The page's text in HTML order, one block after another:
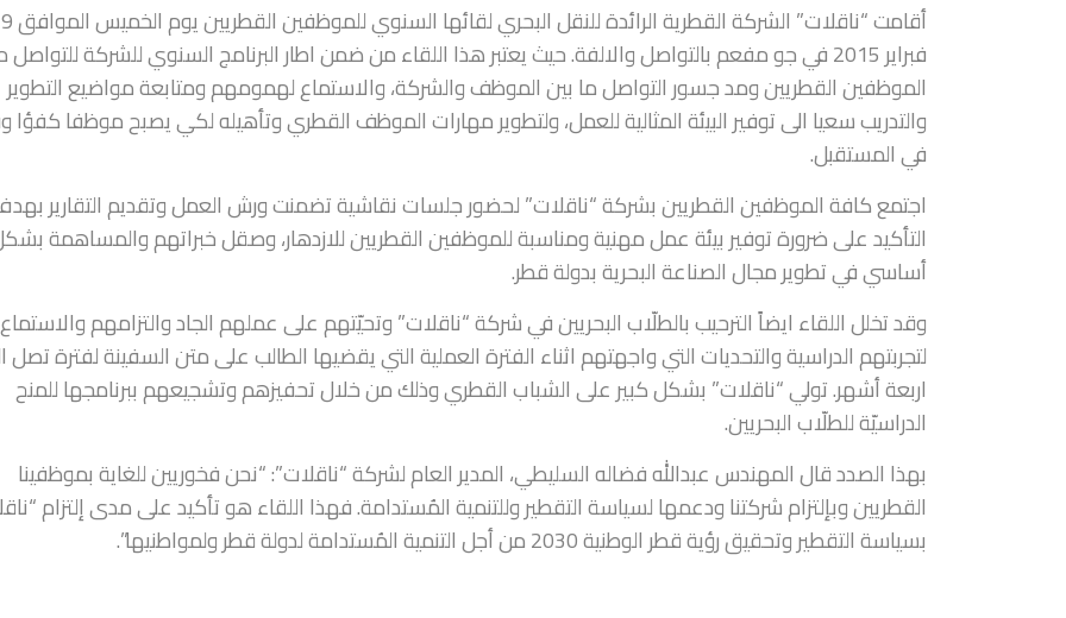
أقامت “ناقلات” الشركة القطرية
فبراير 2015 في جو مفعم بالتواصل والالفة. حيث يعتبر هذا اللقاء من ضمن اطار البرنامج السنوي للشركة
الموظفين القطريين ومد جسور التواصل ما بين الموظف والشركة، والاستماع لهمومهم ومتابعة مواضيع التطوير
والتدريب سعيا الى توفير البيئة المثالية للعمل، ولتطوير مهارات الموظف القطري وتأهيله لكي يصبح موظفا كفؤا
في المستقبل.
اجتمع كافة الموظفين القطريين بشركة “ناقلات” لحضور جلسات نقاشية تضمنت ورش العمل وتقديم التقارير
التأكيد على ضرورة توفير بيئة عمل مهنية ومناسبة للموظفين القطريين للازدهار، وصقل خبراتهم والمساهمة
أساسي في تطوير مجال الصناعة البحرية بدولة قطر.
وقد تخلل اللقاء ايضاً الترحيب بالطلّاب البحريين في شركة “ناقلات” وتحيّتهم على عملهم الجاد والتزامهم والاستماع
لتجربتهم الدراسية والتحديات التي واجهتهم اثناء الفترة العملية التي يقضيها الطالب على متن السفينة لفترة تصل
اربعة أشهر. تولي “ناقلات” بشكل كبير على الشباب القطري وذلك من خلال تحفيزهم وتشجيعهم ببرنامجها للمنح
الدراسيّة للطلّاب البحريين.
بهذا الصدد قال المهندس عبدالله فضاله السليطي، المدير العام لشركة “ناقلات”: “نحن فخوريين للغاية بموظفينا
القطريين وبإلتزام شركتنا ودعمها لسياسة التقطير وللتنمية المُستدامة. فهذا اللقاء هو تأكيد على مدى إلتزام
بسياسة التقطير وتحقيق رؤية قطر الوطنية 2030 من أجل التنمية المُستدامة لدولة قطر ولمواطنيها”.